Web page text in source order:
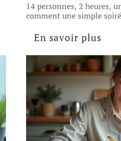
14 personnes, 2 heures,
comment une simple
En savoir plus